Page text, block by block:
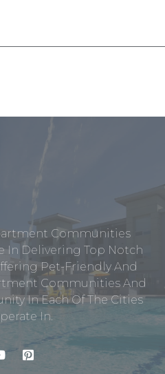
Communities
In Delivering Top Notch
Pet-Friendly And
Communities And
In Each Of The Cities
In.